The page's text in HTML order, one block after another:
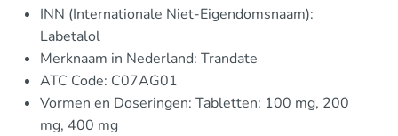
INN (Internationale Niet-Eigendomsnaam):
Labetalol
Merknaam in Nederland: Trandate
ATC Code: C07AG01
Vormen en Doseringen: Tabletten: 100 mg, 200
mg, 400 mg